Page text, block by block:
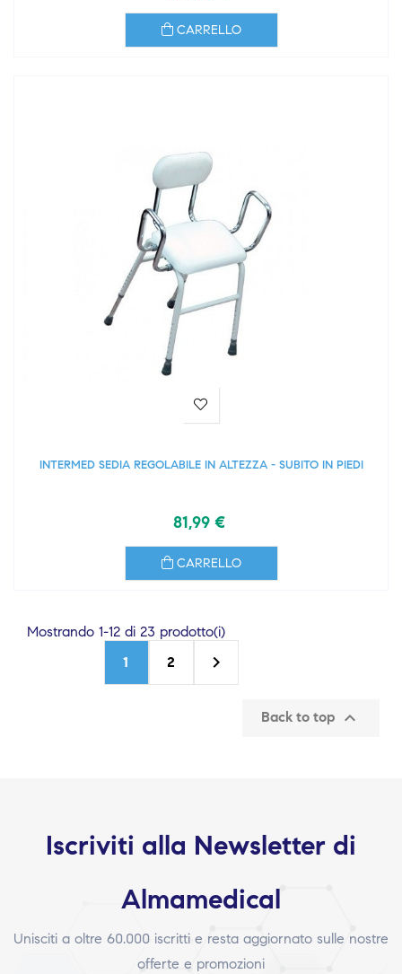
CARRELLO
INTERMED SEDIA REGOLABILE IN ALTEZZA - SUBITO IN PIEDI
81,99 €
CARRELLO
Mostrando 1-12 di 23 prodotto(i)
1
2 
Back to top 
Iscriviti alla Newsletter di
Almamedical
Unisciti a oltre 60.000 iscritti e resta aggiornato sulle nostre
offerte e promozioni